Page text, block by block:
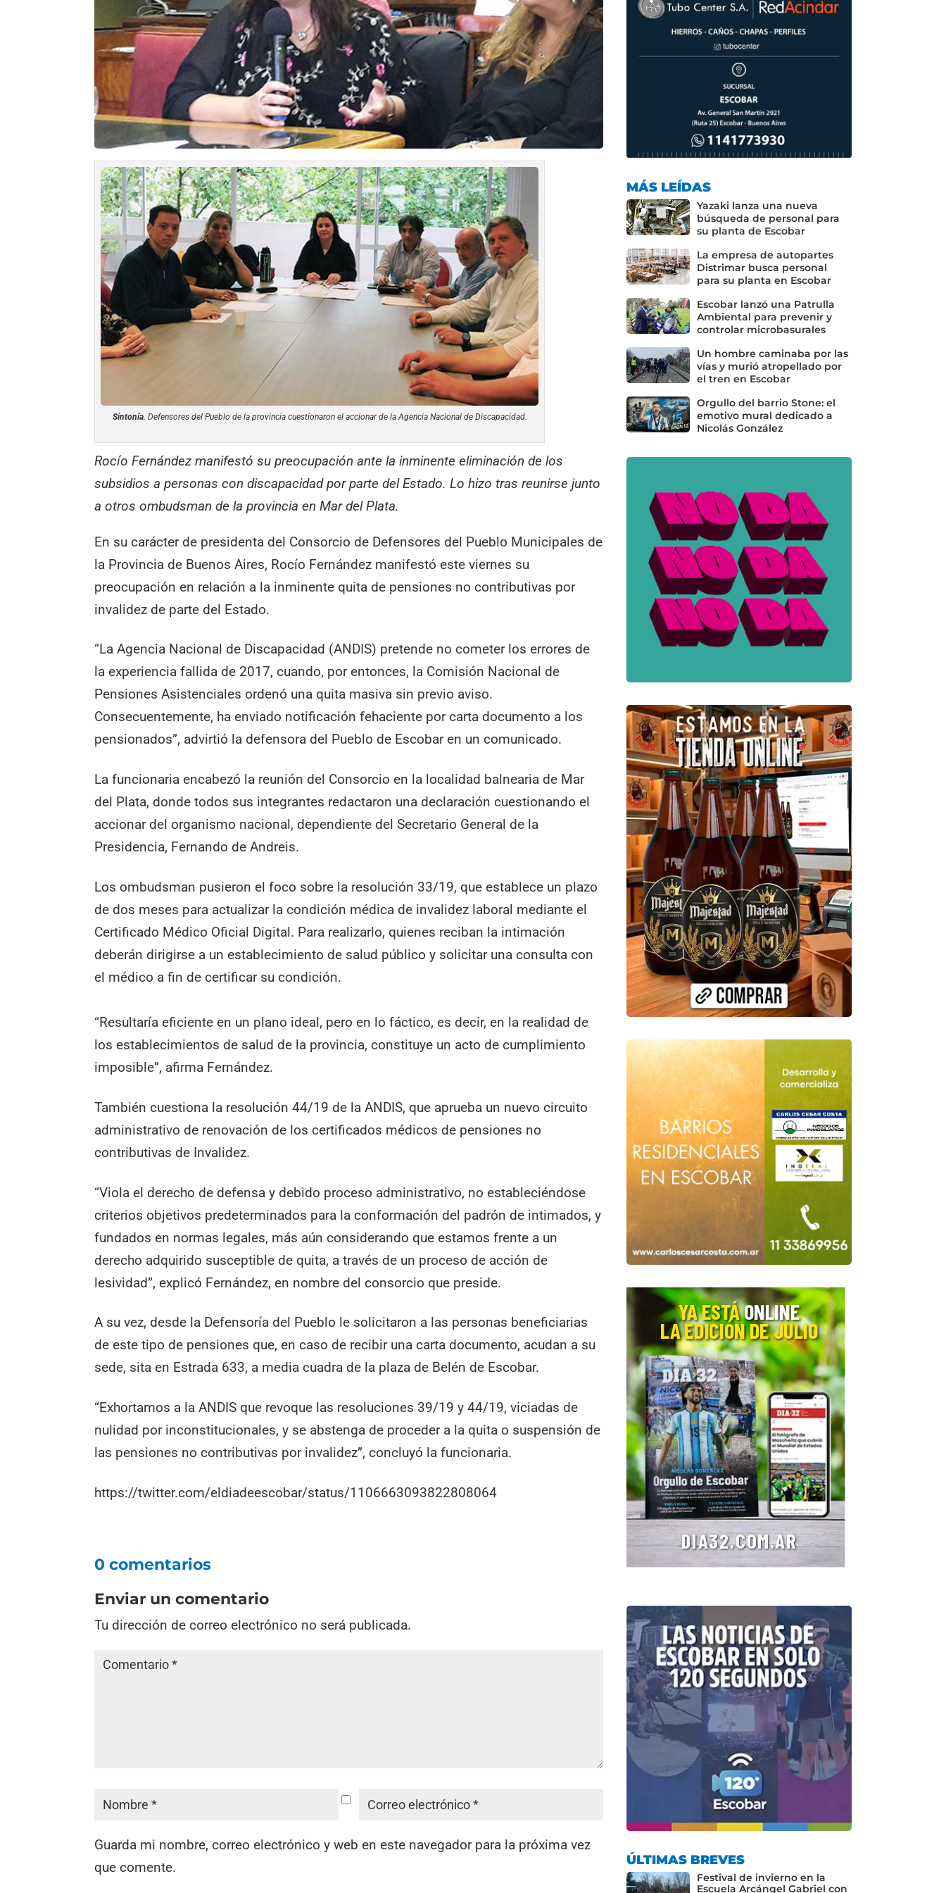
Sintonía. Defensores del Pueblo de la provincia cuestionaron el accionar de la Agencia Nacional de Discapacidad.
Rocío Fernández manifestó su preocupación ante la inminente eliminación de los
subsidios a personas con discapacidad por parte del Estado. Lo hizo tras reunirse junto
a otros ombudsman de la provincia en Mar del Plata.
En su carácter de presidenta del Consorcio de Defensores del Pueblo Municipales de
la Provincia de Buenos Aires, Rocío Fernández manifestó este viernes su
preocupación en relación a la inminente quita de pensiones no contributivas por
invalidez de parte del Estado.
“La Agencia Nacional de Discapacidad (ANDIS) pretende no cometer los errores de
la experiencia fallida de 2017, cuando, por entonces, la Comisión Nacional de
Pensiones Asistenciales ordenó una quita masiva sin previo aviso.
Consecuentemente, ha enviado notificación fehaciente por carta documento a los
pensionados”, advirtió la defensora del Pueblo de Escobar en un comunicado.
La funcionaria encabezó la reunión del Consorcio en la localidad balnearia de Mar
del Plata, donde todos sus integrantes redactaron una declaración cuestionando el
accionar del organismo nacional, dependiente del Secretario General de la
Presidencia, Fernando de Andreis.
Los ombudsman pusieron el foco sobre la resolución 33/19, que establece un plazo
de dos meses para actualizar la condición médica de invalidez laboral mediante el
Certificado Médico Oficial Digital. Para realizarlo, quienes reciban la intimación
deberán dirigirse a un establecimiento de salud público y solicitar una consulta con
el médico a fin de certificar su condición.
“Resultaría eficiente en un plano ideal, pero en lo fáctico, es decir, en la realidad de
los establecimientos de salud de la provincia, constituye un acto de cumplimiento
imposible”, afirma Fernández.
También cuestiona la resolución 44/19 de la ANDIS, que aprueba un nuevo circuito
administrativo de renovación de los certificados médicos de pensiones no
contributivas de Invalidez.
“Viola el derecho de defensa y debido proceso administrativo, no estableciéndose
criterios objetivos predeterminados para la conformación del padrón de intimados, y
fundados en normas legales, más aún considerando que estamos frente a un
derecho adquirido susceptible de quita, a través de un proceso de acción de
lesividad”, explicó Fernández, en nombre del consorcio que preside.
A su vez, desde la Defensoría del Pueblo le solicitaron a las personas beneficiarias
de este tipo de pensiones que, en caso de recibir una carta documento, acudan a su
sede, sita en Estrada 633, a media cuadra de la plaza de Belén de Escobar.
“Exhortamos a la ANDIS que revoque las resoluciones 39/19 y 44/19, viciadas de
nulidad por inconstitucionales, y se abstenga de proceder a la quita o suspensión de
las pensiones no contributivas por invalidez”, concluyó la funcionaria.
https://twitter.com/eldiadeescobar/status/1106663093822808064
0 comentarios
Enviar un comentario
Tu dirección de correo electrónico no será publicada.
Guarda mi nombre, correo electrónico y web en este navegador para la próxima vez
que comente.
MÁS LEÍDAS
Yazaki lanza una nueva
búsqueda de personal para
su planta de Escobar
La empresa de autopartes
Distrimar busca personal
para su planta en Escobar
Escobar lanzó una Patrulla
Ambiental para prevenir y
controlar microbasurales
Un hombre caminaba por las
vías y murió atropellado por
el tren en Escobar
Orgullo del barrio Stone: el
emotivo mural dedicado a
Nicolás González
ÚLTIMAS BREVES
Festival de invierno en la
Escuela Arcángel Gabriel con